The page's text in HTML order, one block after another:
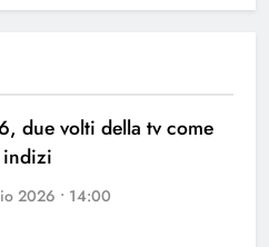
due volti della tv come
2026 • 14:00